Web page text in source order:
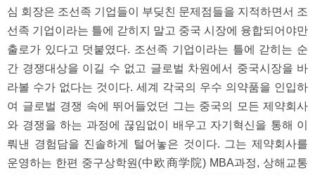
심 회장은 조선족 기업들이 부딪친 문제점들을 지적하면서 조
선족 기업이라는 틀에 갇히지 말고 중국 시장에 융합되어야만
출로가 있다고 덧붙였다. 조선족 기업이라는 틀에 갇히는 순
간 경쟁대상을 이길 수 없고 글로벌 차원에서 중국시장을 바
라볼 수가 없다는 것이다. 세계 각국의 우수 의약품을 인입하
여 글로벌 경쟁 속에 뛰어들었던 그는 중국의 모든 제약회사
와 경쟁을 하는 과정에 끊임없이 배우고 자기혁신을 통해 이
뤄낸 경험담을 진솔하게 털어놓은 것이다. 그는 제약회사를
운영하는 한편 중구상학원(中欧商学院) MBA과정, 상해교통